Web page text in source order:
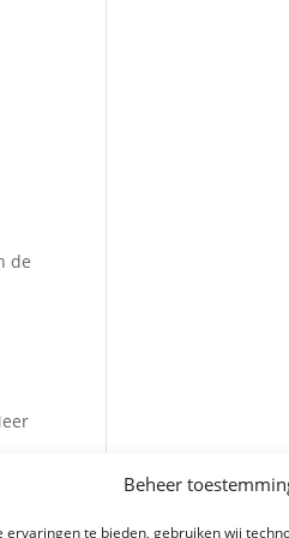
Beheer
ervaringen te bieden, gebruiken wij
de